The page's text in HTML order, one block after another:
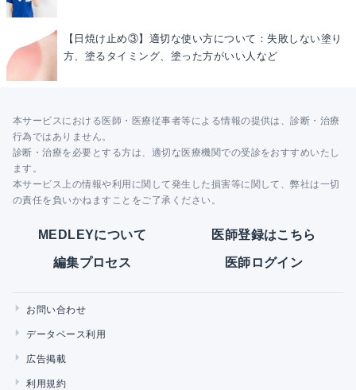
【日焼け止め③】適切な使い方について：失敗しない塗り
方、塗るタイミング、塗った方がいい人など
本サービスにおける医師・医療従事者等による情報の提供は、診断・治療
行為ではありません。
診断・治療を必要とする方は、適切な医療機関での受診をおすすめいたし
ます。
本サービス上の情報や利用に関して発生した損害等に関して、弊社は一切
の責任を負いかねますことをご了承ください。
MEDLEYについて 医師登録はこちら
編集プロセス 医師ログイン
お問い合わせ
データベース利用
広告掲載
利用規約